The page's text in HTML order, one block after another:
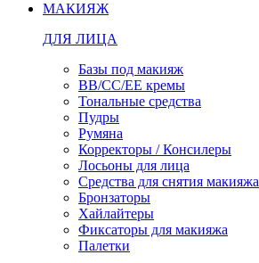
МАКИЯЖ
ДЛЯ ЛИЦА
Базы под макияж
BB/CC/EE кремы
Тональные средства
Пудры
Румяна
Корректоры / Консилеры
Лосьоны для лица
Средства для снятия макияжа
Бронзаторы
Хайлайтеры
Фиксаторы для макияжа
Палетки